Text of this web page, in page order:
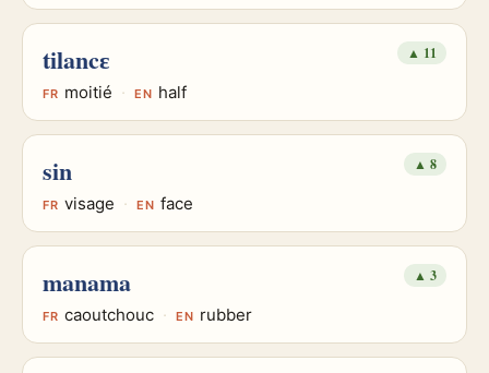
tilancɛ ▲ 11
FR moitié · EN half
sin ▲ 8
FR visage · EN face
manama ▲ 3
FR caoutchouc · EN rubber